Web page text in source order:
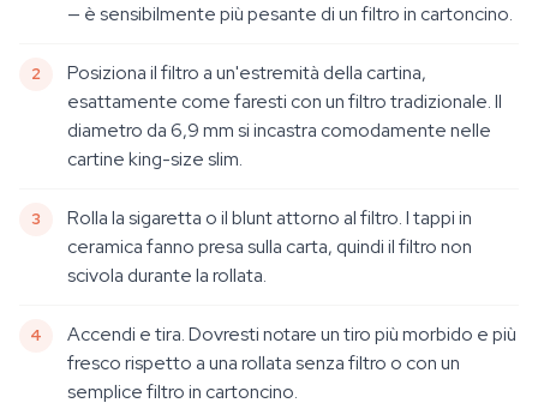
— è sensibilmente più pesante di un filtro in cartoncino.
Posiziona il filtro a un'estremità della cartina,
esattamente come faresti con un filtro tradizionale. Il
diametro da 6,9 mm si incastra comodamente nelle
cartine king-size slim.
Rolla la sigaretta o il blunt attorno al filtro. I tappi in
ceramica fanno presa sulla carta, quindi il filtro non
scivola durante la rollata.
Accendi e tira. Dovresti notare un tiro più morbido e più
fresco rispetto a una rollata senza filtro o con un
semplice filtro in cartoncino.